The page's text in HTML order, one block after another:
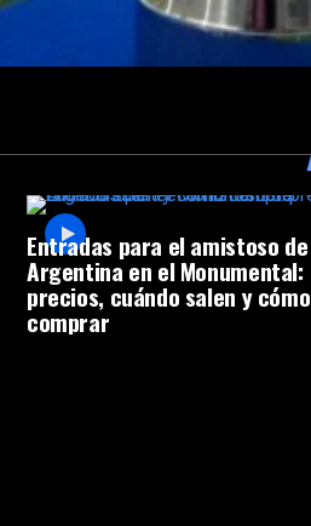
Entradas para el amistoso de
Argentina en el Monumental:
precios, cuándo salen y cómo
comprar